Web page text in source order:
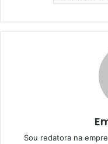
Sou redatora na